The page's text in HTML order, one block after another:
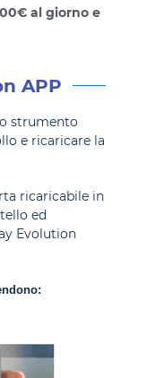
al giorno e
APP
strumento
e ricaricare la
ricaricabile in
ed
Evolution